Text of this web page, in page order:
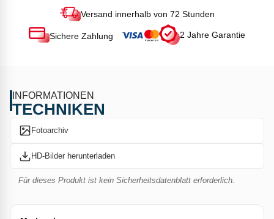
Versand innerhalb von 72 Stunden
Sichere Zahlung 2 Jahre Garantie
INFORMATIONEN
TECHNIKEN
Fotoarchiv
HD-Bilder herunterladen
Für dieses Produkt ist kein Sicherheitsdatenblatt erforderlich.